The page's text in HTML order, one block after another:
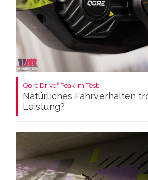
Qore Drive³ Peak im Test:
Natürliches Fahrverhalten
Leistung?